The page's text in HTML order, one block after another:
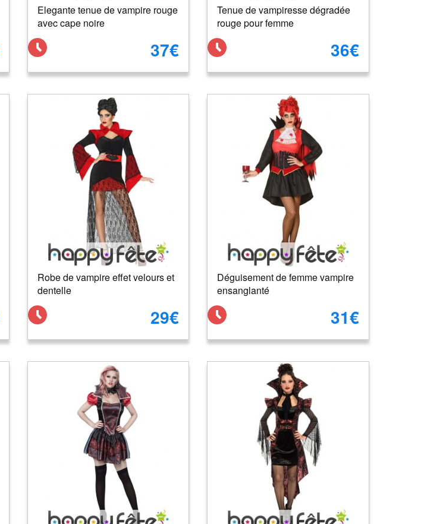
Elegante tenue de vampire rouge
avec cape noire
37€
Tenue de vampiresse dégradée
rouge pour femme
36€
Robe de vampire effet velours et
dentelle
29€
Déguisement de femme vampire
ensanglanté
31€